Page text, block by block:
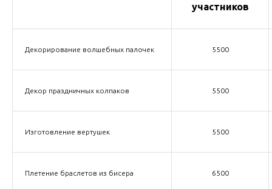
участников
Декорирование волшебных палочек 5500
Декор праздничных колпаков 5500
Изготовление вертушек 5500
Плетение браслетов из бисера 6500